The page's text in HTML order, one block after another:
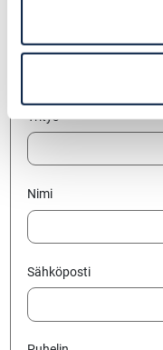
Yritys
Nimi
Sähköposti